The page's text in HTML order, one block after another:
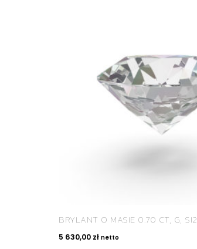
BRYLANT O MASIE 0.70 CT, G, SI2
5 630,00 zł netto